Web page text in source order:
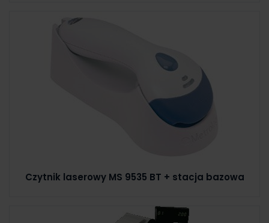
Czytnik laserowy MS 9535 BT + stacja bazowa